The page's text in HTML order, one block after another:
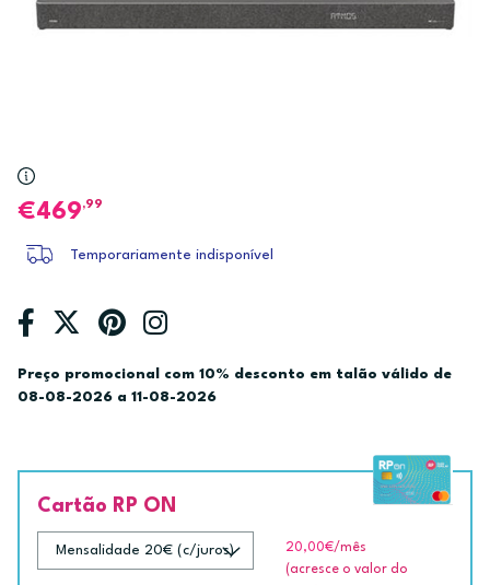
469,99
Temporariamente indisponível
Preço promocional com 10% desconto em talão válido de
08-08-2026 a 11-08-2026
Cartão RP ON
20,00€/mês
(acresce o valor do